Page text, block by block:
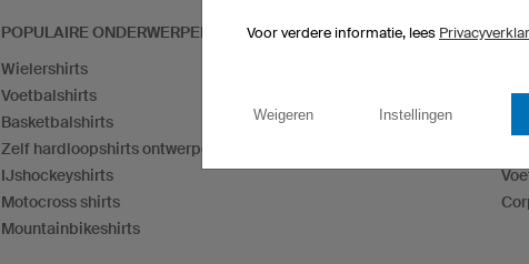
POPULAIRE ONDERWERPEN
Wielershirts
Voetbalshirts
Basketbalshirts
Zelf hardloopshirts ontwerpen
IJshockeyshirts
Motocross shirts
Mountainbikeshirts
T-
Voor verdere informatie, lees
Weigeren Instellingen